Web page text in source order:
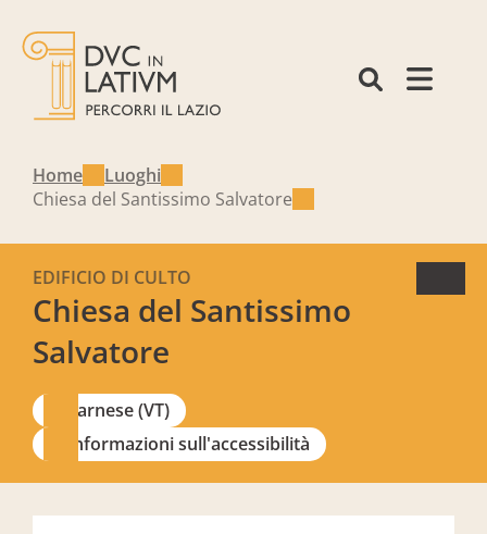
Home
Luoghi
Chiesa del Santissimo Salvatore
Chiesa del Santissimo
Salvatore
EDIFICIO DI CULTO
Farnese (VT)
Informazioni sull'accessibilità